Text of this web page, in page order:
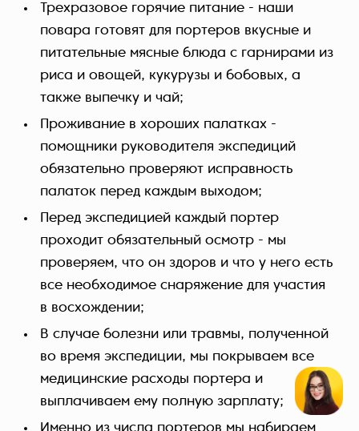
Трехразовое горячие питание - наши
повара готовят для портеров вкусные и
питательные мясные блюда с гарнирами из
риса и овощей, кукурузы и бобовых, а
также выпечку и чай;
Проживание в хороших палатках -
помощники руководителя экспедиций
обязательно проверяют исправность
палаток перед каждым выходом;
Перед экспедицией каждый портер
проходит обязательный осмотр - мы
проверяем, что он здоров и что у него есть
все необходимое снаряжение для участия
в восхождении;
В случае болезни или травмы, полученной
во время экспедиции, мы покрываем все
медицинские расходы портера и
выплачиваем ему полную зарплату;
Именно из числа портеров мы набираем